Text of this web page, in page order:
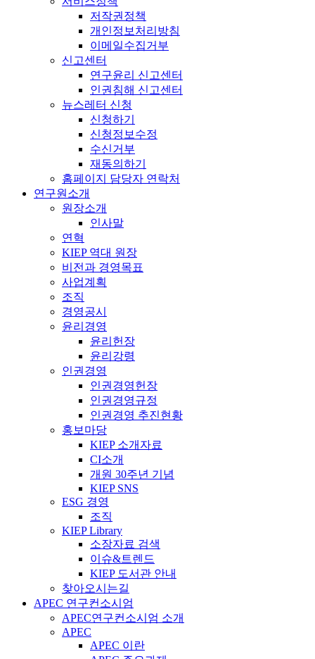
저작권정책
개인정보처리방침
이메일수집거부
신고센터
연구윤리 신고센터
인권침해 신고센터
뉴스레터 신청
신청하기
신청정보수정
수신거부
재동의하기
홈페이지 담당자 연락처
연구원소개
원장소개
인사말
연혁
KIEP 역대 원장
비전과 경영목표
사업계획
조직
경영공시
윤리경영
윤리헌장
윤리강령
인권경영
인권경영헌장
인권경영규정
인권경영 추진현황
홍보마당
KIEP 소개자료
CI소개
개원 30주년 기념
KIEP SNS
ESG 경영
조직
KIEP Library
소장자료 검색
이슈&트렌드
KIEP 도서관 안내
찾아오시는길
APEC 연구컨소시엄
APEC연구컨소시엄 소개
APEC
APEC 이란